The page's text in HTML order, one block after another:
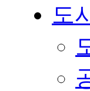
도